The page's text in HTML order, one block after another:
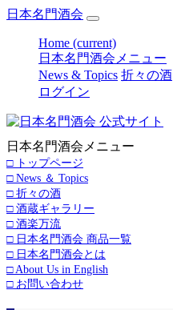
日本名門酒会
Home (current)
日本名門酒会メニュー
News & Topics 折々の酒
ログイン
日本名門酒会メニュー
□ トップページ
□ News ＆ Topics
□ 折々の酒
□ 酒蔵ギャラリー
□ 酒楽万流
□ 日本名門酒会 商品一覧
□ 日本名門酒会とは
□ About Us in English
□ お問い合わせ